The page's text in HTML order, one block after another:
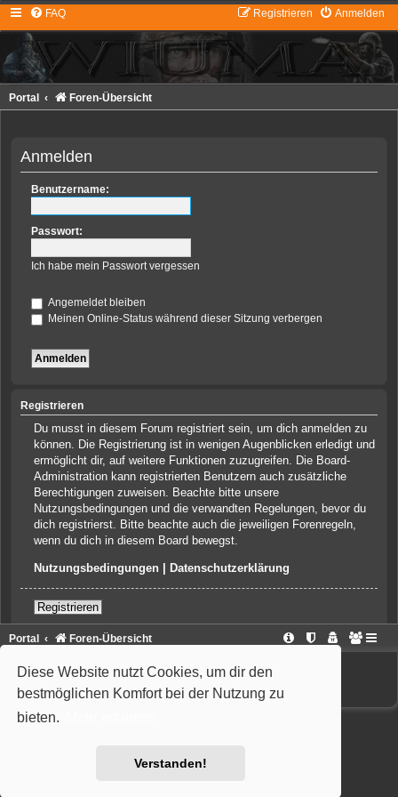
Diese Website nutzt Cookies, um dir den
bestmöglichen Komfort bei der Nutzung zu
bieten.
Verstanden!
FAQ Anmelden
Registrieren
Portal Foren-Übersicht
Anmelden
Benutzername:
Passwort:
Ich habe mein Passwort vergessen
Angemeldet bleiben
Meinen Online-Status während dieser Sitzung verbergen
Registrieren
Du musst in diesem Forum registriert sein, um dich anmelden zu
können. Die Registrierung ist in wenigen Augenblicken erledigt und
ermöglicht dir, auf weitere Funktionen zuzugreifen. Die Board-
Administration kann registrierten Benutzern auch zusätzliche
Berechtigungen zuweisen. Beachte bitte unsere
Nutzungsbedingungen und die verwandten Regelungen, bevor du
dich registrierst. Bitte beachte auch die jeweiligen Forenregeln,
wenn du dich in diesem Board bewegst.
Nutzungsbedingungen| Datenschutzerklärung
Registrieren
Portal Foren-Übersicht
Deutsche Übersetzung durchphpBB.de